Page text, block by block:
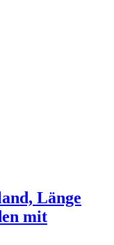
Länge
mit